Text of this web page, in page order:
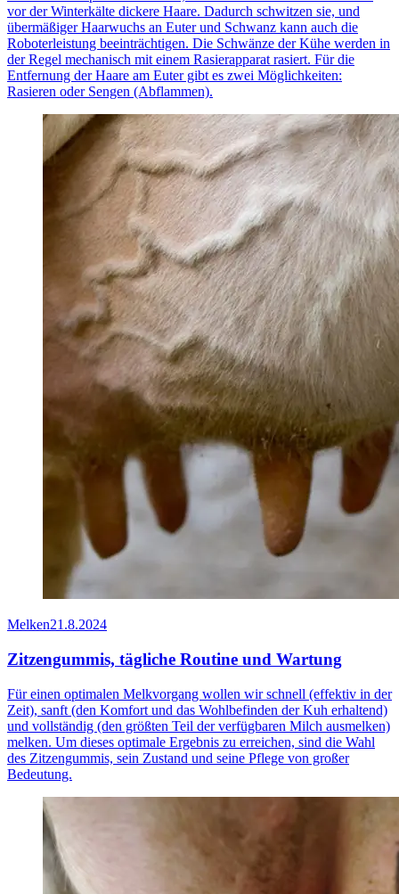
vor der Winterkälte dickere Haare. Dadurch schwitzen sie, und
übermäßiger Haarwuchs an Euter und Schwanz kann auch die
Roboterleistung beeinträchtigen. Die Schwänze der Kühe werden in
der Regel mechanisch mit einem Rasierapparat rasiert. Für die
Entfernung der Haare am Euter gibt es zwei Möglichkeiten:
Rasieren oder Sengen (Abflammen).
Melken21.8.2024
Zitzengummis, tägliche Routine und Wartung
Für einen optimalen Melkvorgang wollen wir schnell (effektiv in der
Zeit), sanft (den Komfort und das Wohlbefinden der Kuh erhaltend)
und vollständig (den größten Teil der verfügbaren Milch ausmelken)
melken. Um dieses optimale Ergebnis zu erreichen, sind die Wahl
des Zitzengummis, sein Zustand und seine Pflege von großer
Bedeutung.